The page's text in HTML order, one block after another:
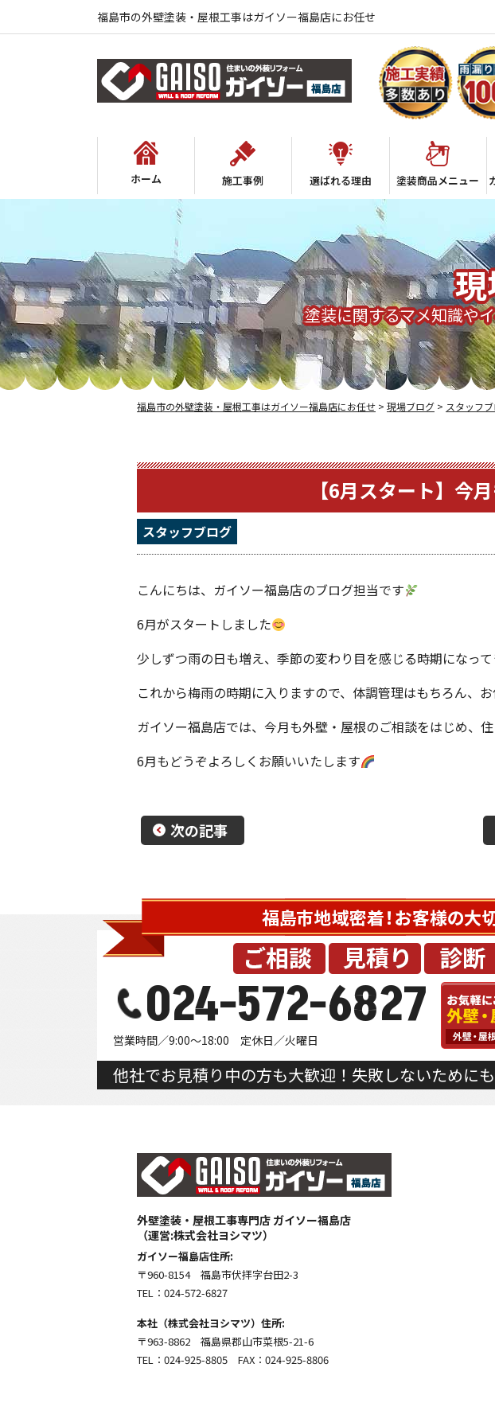
福島市の外壁塗装・屋根工事はガイソー福島店にお任せ
ホーム 施工事例 選ばれる理由 塗装商品メニュー
塗装に関するマメ知識や
福島市の外壁塗装・屋根工事はガイソー福島店にお任せ > 現場ブログ > スタッフ
【6月スタート】今
スタッフブログ
こんにちは、ガイソー福島店のブログ担当です
6月がスタートしました
少しずつ雨の日も増え、季節の変わり目を感じる時期になっ
これから梅雨の時期に入りますので、体調管理はもちろん、
ガイソー福島店では、今月も外壁・屋根のご相談をはじめ、
6月もどうぞよろしくお願いいたします
次の記事
024-572-6827
営業時間／9:00～18:00 定休日／火曜日
他社でお見積り中の方も大歓迎！失敗しないために
外壁塗装・屋根工事専門店 ガイソー福島店
（運営:株式会社ヨシマツ）
ガイソー福島店住所:
〒960-8154 福島市伏拝字台田2-3
TEL：024-572-6827
本社（株式会社ヨシマツ）住所:
〒963-8862 福島県郡山市菜根5-21-6
TEL：024-925-8805 FAX：024-925-8806